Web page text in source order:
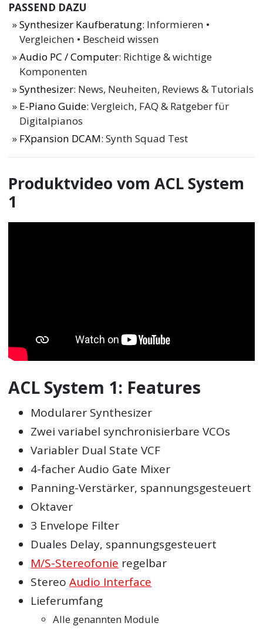
PASSEND DAZU
Synthesizer Kaufberatung: Informieren •
Vergleichen • Bescheid wissen
Audio PC / Computer: Richtige & wichtige
Komponenten
Synthesizer: News, Neuheiten, Reviews & Tutorials
E-Piano Guide: Vergleich, FAQ & Ratgeber für
Digitalpianos
FXpansion DCAM: Synth Squad Test
Produktvideo vom ACL System
1
ACL System 1: Features
Modularer Synthesizer
Zwei variabel synchronisierbare VCOs
Variabler Dual State VCF
4-facher Audio Gate Mixer
Panning-Verstärker, spannungsgesteuert
Oktaver
3 Envelope Filter
Duales Delay, spannungsgesteuert
M/S-Stereofonie regelbar
StereoAudio Interface
Lieferumfang
Alle genannten Module